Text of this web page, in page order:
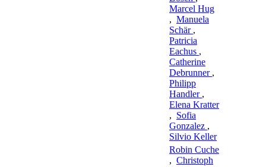
Marcel Hug
, Manuela
Schär ,
Patricia
Eachus ,
Catherine
Debrunner ,
Philipp
Handler ,
Elena Kratter
, Sofia
Gonzalez ,
Silvio Keller
Robin Cuche
, Christoph